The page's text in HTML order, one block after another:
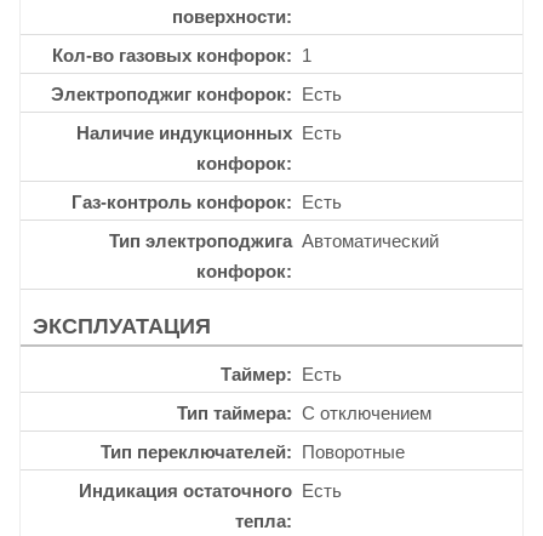
поверхности
Кол-во газовых конфорок
1
Электроподжиг конфорок
Есть
Наличие индукционных
конфорок
Есть
Газ-контроль конфорок
Есть
Тип электроподжига
конфорок
Автоматический
ЭКСПЛУАТАЦИЯ
Таймер
Есть
Тип таймера
С отключением
Тип переключателей
Поворотные
Индикация остаточного
тепла
Есть